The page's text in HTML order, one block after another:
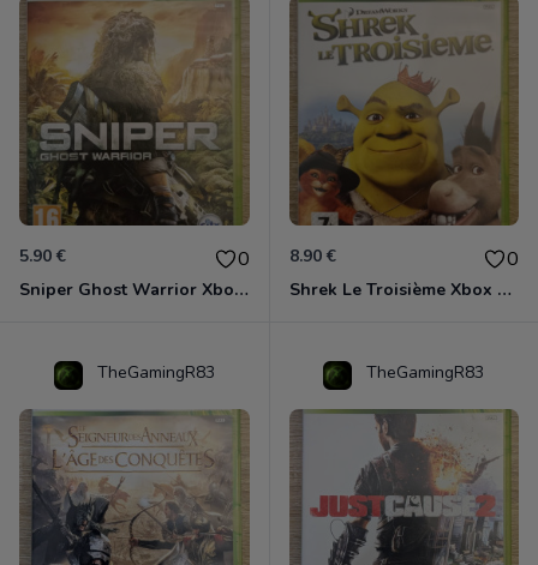
5.90 € 0
Sniper Ghost Warrior Xbox 360
8.90 € 0
Shrek Le Troisième Xbox 360
TheGamingR83 TheGamingR83